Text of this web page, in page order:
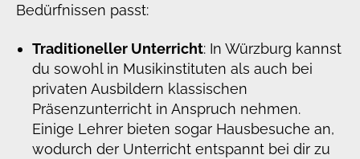
Bedürfnissen passt:
Traditioneller Unterricht: In Würzburg kannst
du sowohl in Musikinstituten als auch bei
privaten Ausbildern klassischen
Präsenzunterricht in Anspruch nehmen.
Einige Lehrer bieten sogar Hausbesuche an,
wodurch der Unterricht entspannt bei dir zu